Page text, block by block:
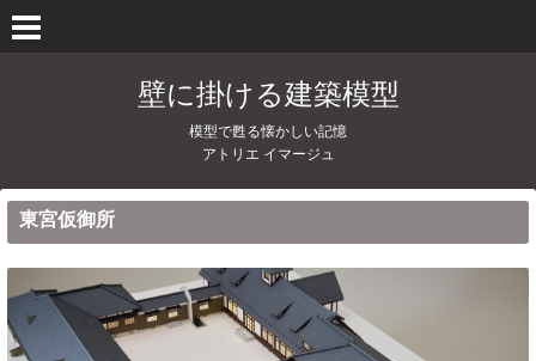
壁に掛ける建築模型
模型で甦る懐かしい記憶
アトリエ イマージュ
東宮仮御所